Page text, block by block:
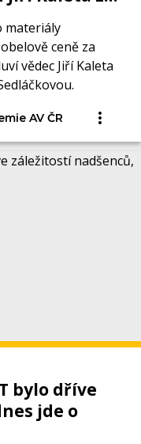
materiály
ceně za
vědec Jiří Kaleta
AV ČR
bylo dříve
jde o